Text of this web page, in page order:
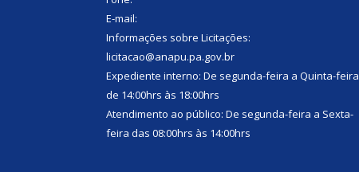
E-mail:
Informações sobre Licitações:
licitacao@anapu.pa.gov.br
Expediente interno: De segunda-feira a Quinta-feira
de 14:00hrs às 18:00hrs
Atendimento ao público: De segunda-feira a Sexta-
feira das 08:00hrs às 14:00hrs